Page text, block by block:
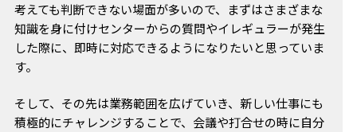
考えても判断できない場面が多いので、まずはさまざまな
知識を身に付けセンターからの質問やイレギュラーが発生
した際に、即時に対応できるようになりたいと思っていま
す。
そして、その先は業務範囲を広げていき、新しい仕事にも
積極的にチャレンジすることで、会議や打合せの時に自分